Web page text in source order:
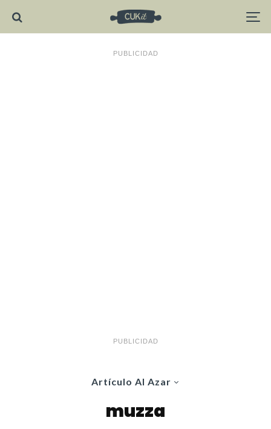
PUBLICIDAD
PUBLICIDAD
Artículo Al Azar
muzza